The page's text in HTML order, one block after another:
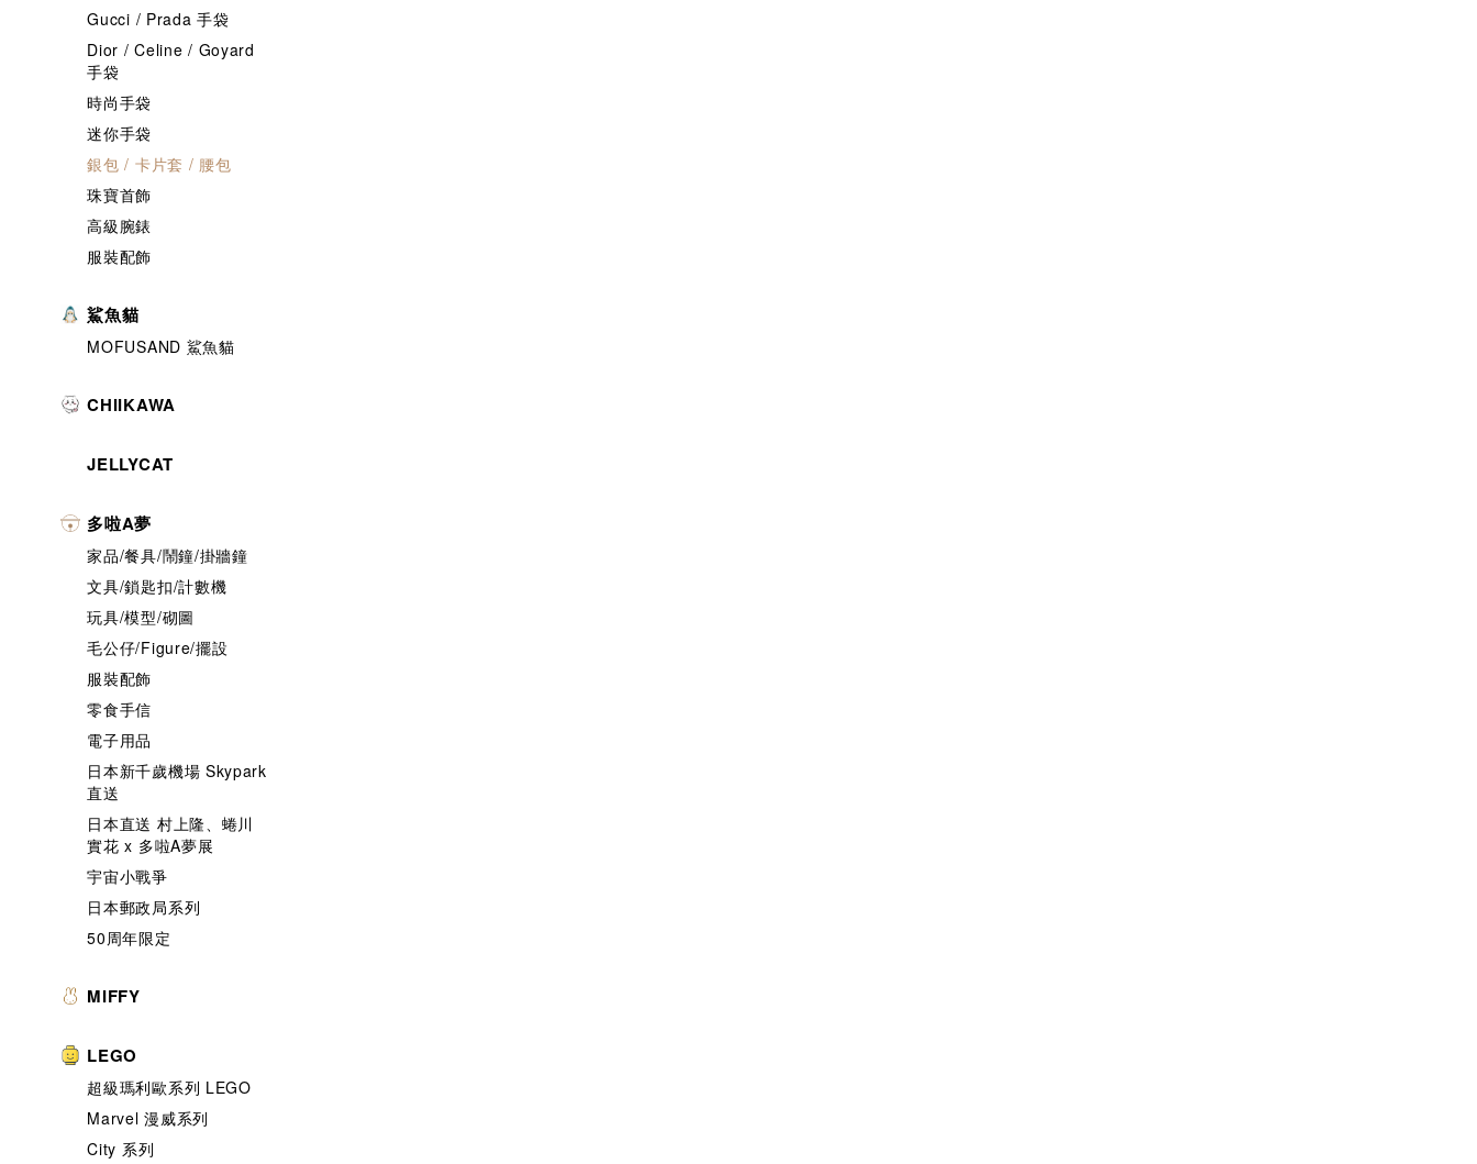
Gucci / Prada 手袋
Dior / Celine / Goyard
手袋
時尚手袋
迷你手袋
銀包 / 卡片套 / 腰包
珠寶首飾
高級腕錶
服裝配飾
鯊魚貓
MOFUSAND 鯊魚貓
CHIIKAWA
JELLYCAT
多啦A夢
家品/餐具/鬧鐘/掛牆鐘
文具/鎖匙扣/計數機
玩具/模型/砌圖
毛公仔/Figure/擺設
服裝配飾
零食手信
電子用品
日本新千歲機場 Skypark
直送
日本直送 村上隆、蜷川
實花 x 多啦A夢展
宇宙小戰爭
日本郵政局系列
50周年限定
MIFFY
LEGO
超級瑪利歐系列 LEGO
Marvel 漫威系列
City 系列